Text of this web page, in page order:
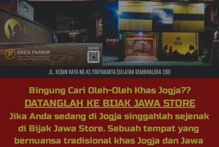
Bingung Cari Oleh-Oleh Khas Jogja??
DATANGLAH KE BIJAK JAWA STORE
Jika Anda sedang di Jogja singgahlah sejenak
di Bijak Jawa Store. Sebuah tempat yang
bernuansa tradisional khas Jogja dan Jawa